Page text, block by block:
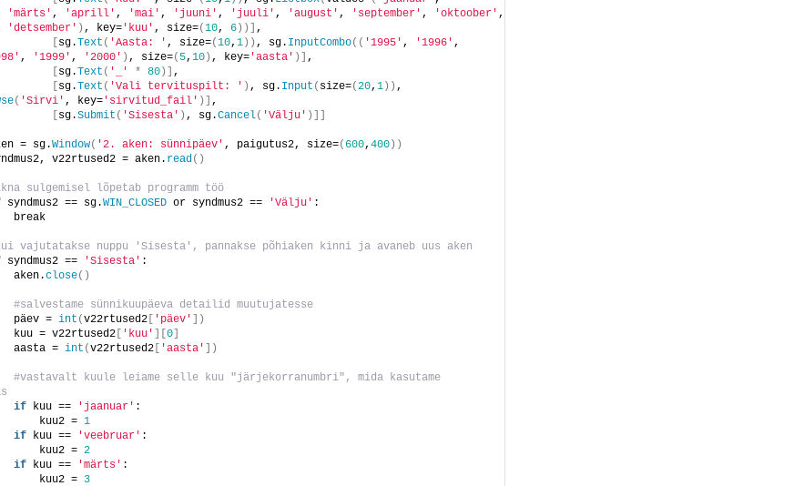
'märts' , 'aprill' , 'mai' , 'juuni' , 'juuli' , 'august' , 'september' , 'oktoober'
'detsember' ) , key= 'kuu' , size=(10, 6 ))] ,
sg.Text ( 'Aasta: ' , size=(10, 1 )) , sg. InputCombo(( '1995' , '1996'
, '1999' , '2000' ) , size=( 5, 10 ) , key= 'aasta' )] ,
sg.Text ( '_' * 80 )] ,
sg.Text ( 'Vali tervituspilt: ' ) , sg. Input ( size=(20, 1 )) ,
( 'Sirvi' , key= 'sirvitud_fail' )] ,
sg.Submit ( 'Sisesta' ) , sg.Cancel( 'Välju' )]]
= sg.
Window( '2. aken: sünnipäev' , paigutus2, size=( 600, 400 ))
v22rtused2 = aken.
read()
sulgemisel lõpetab programm töö
syndmus2 == sg.WIN_CLOSED or syndmus2 == 'Välju' :
break
vajutatakse nuppu 'Sisesta', pannakse põhiaken kinni ja avaneb uus aken
syndmus2 == 'Sisesta' :
aken.
close()
#salvestame sünnikuupäeva detailid muutujatesse
päev =
int (v22rtused2 'päev'
])
kuu = v22rtused2
'kuu' 0
aasta =
int (v22rtused2 'aasta' ])
#vastavalt kuule leiame selle kuu "järjekorranumbri", mida kasutame
if kuu == 'jaanuar' :
kuu2 =
1
if kuu == 'veebruar' :
kuu2 =
2
if kuu == 'märts' :
kuu2 =
3